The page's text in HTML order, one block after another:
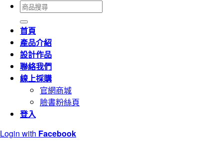
搜
尋
關
鍵
字:
首頁
產品介紹
設計作品
聯絡我們
線上採購
官網商城
臉書粉絲頁
登入
Login with Facebook